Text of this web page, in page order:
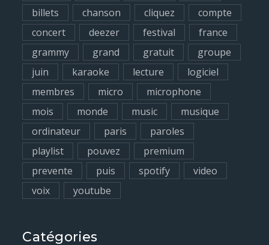
billets
chanson cliquez
compte
concert
deezer festival
france
grammy
grand gratuit
groupe
juin
karaoke lecture
logiciel
membres
micro
microphone
mois
monde music
musique
ordinateur
paris
paroles
playlist
pouvez
premium
prevente
puis spotify
video
voix
youtube
Catégories